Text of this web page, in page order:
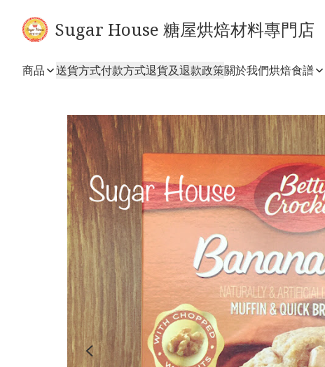
Sugar House 糖屋烘焙材料專門店
商品 送貨方式付款方式退貨及退款政策關於我們烘焙食譜